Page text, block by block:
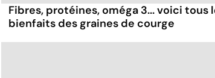
Fibres, protéines, oméga 3... voici tous
bienfaits des graines de courge